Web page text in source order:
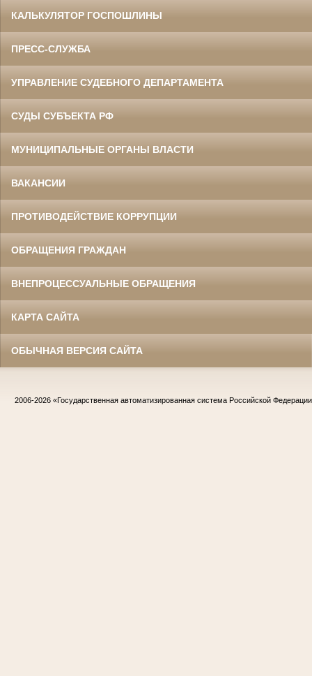
КАЛЬКУЛЯТОР ГОСПОШЛИНЫ
ПРЕСС-СЛУЖБА
УПРАВЛЕНИЕ СУДЕБНОГО ДЕПАРТАМЕНТА
СУДЫ СУБЪЕКТА РФ
МУНИЦИПАЛЬНЫЕ ОРГАНЫ ВЛАСТИ
ВАКАНСИИ
ПРОТИВОДЕЙСТВИЕ КОРРУПЦИИ
ОБРАЩЕНИЯ ГРАЖДАН
ВНЕПРОЦЕССУАЛЬНЫЕ ОБРАЩЕНИЯ
КАРТА САЙТА
ОБЫЧНАЯ ВЕРСИЯ САЙТА
2006-2026 «Государственная автоматизированная система Российской